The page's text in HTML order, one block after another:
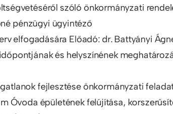
szóló önkormányzati
pénzügyi ügyintéző
elfogadására Előadó: dr. Battyányi
és helyszínének
fejlesztése önkormányzati
Óvoda épületének felújítása,